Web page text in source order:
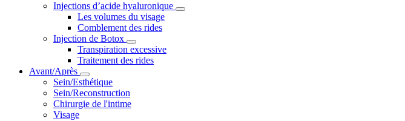
Injections d’acide hyaluronique
Les volumes du visage
Comblement des rides
Injection de Botox
Transpiration excessive
Traitement des rides
Avant/Après
Sein/Esthétique
Sein/Reconstruction
Chirurgie de l'intime
Visage